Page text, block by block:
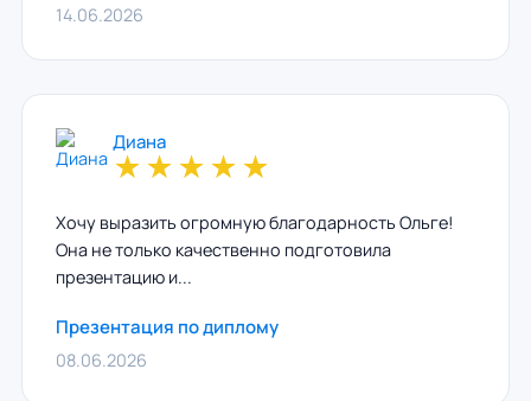
14.06.2026
Диана
★★★★★
Хочу выразить огромную благодарность Ольге!
Она не только качественно подготовила
презентацию и...
Презентация по диплому
08.06.2026